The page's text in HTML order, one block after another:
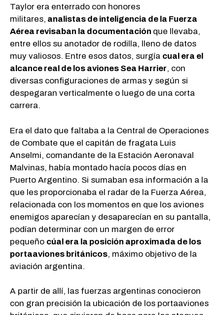
Taylor era enterrado con honores
militares, analistas de inteligencia de la Fuerza
Aérea revisaban la documentación que llevaba,
entre ellos su anotador de rodilla, lleno de datos
muy valiosos. Entre esos datos, surgía cual era el
alcance real de los aviones Sea Harrier, con
diversas configuraciones de armas y según si
despegaran verticalmente o luego de una corta
carrera.
Era el dato que faltaba a la Central de Operaciones
de Combate que el capitán de fragata Luis
Anselmi, comandante de la Estación Aeronaval
Malvinas, había montado hacía pocos días en
Puerto Argentino. Si sumaban esa información a la
que les proporcionaba el radar de la Fuerza Aérea,
relacionada con los momentos en que los aviones
enemigos aparecían y desaparecían en su pantalla,
podían determinar con un margen de error
pequeño cúal era la posición aproximada de los
portaaviones británicos, máximo objetivo de la
aviación argentina.
A partir de allí, las fuerzas argentinas conocieron
con gran precisión la ubicación de los portaaviones